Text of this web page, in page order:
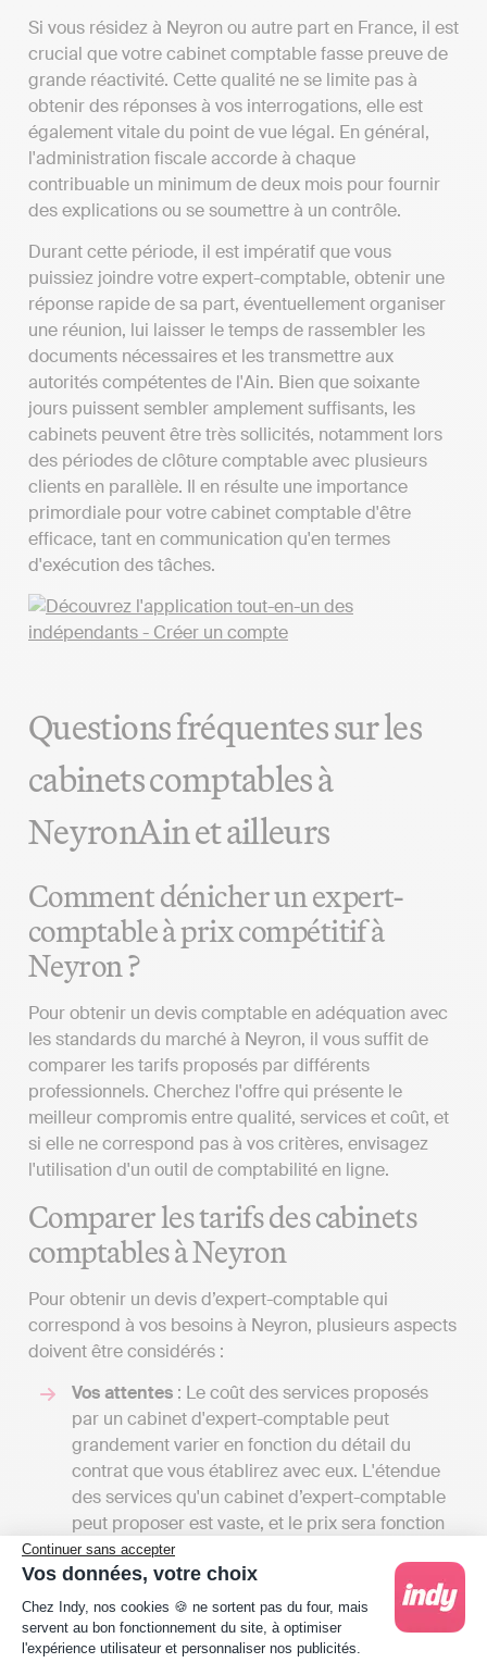
Continuer sans accepter
Vos données, votre choix
Plateforme de Gestion du Consentement :
Chez Indy, nos cookies 🍪 ne sortent pas du four, mais
servent au bon fonctionnement du site, à optimiser
l'expérience utilisateur et personnaliser nos publicités.
Si vous résidez à Neyron ou autre part en France, il est
crucial que votre cabinet comptable fasse preuve de
grande réactivité. Cette qualité ne se limite pas à
obtenir des réponses à vos interrogations, elle est
également vitale du point de vue légal. En général,
l'administration fiscale accorde à chaque
contribuable un minimum de deux mois pour fournir
des explications ou se soumettre à un contrôle.
Durant cette période, il est impératif que vous
puissiez joindre votre expert-comptable, obtenir une
réponse rapide de sa part, éventuellement organiser
une réunion, lui laisser le temps de rassembler les
documents nécessaires et les transmettre aux
autorités compétentes de l'Ain. Bien que soixante
jours puissent sembler amplement suffisants, les
cabinets peuvent être très sollicités, notamment lors
des périodes de clôture comptable avec plusieurs
clients en parallèle. Il en résulte une importance
primordiale pour votre cabinet comptable d'être
efficace, tant en communication qu'en termes
d'exécution des tâches.
Questions fréquentes sur les
cabinets comptables à
NeyronAin et ailleurs
Comment dénicher un expert-
comptable à prix compétitif à
Neyron ?
Pour obtenir un devis comptable en adéquation avec
les standards du marché à Neyron, il vous suffit de
comparer les tarifs proposés par différents
professionnels. Cherchez l'offre qui présente le
meilleur compromis entre qualité, services et coût, et
si elle ne correspond pas à vos critères, envisagez
l'utilisation d'un outil de comptabilité en ligne.
Comparer les tarifs des cabinets
comptables à Neyron
Pour obtenir un devis d’expert-comptable qui
correspond à vos besoins à Neyron, plusieurs aspects
doivent être considérés :
Vos attentes : Le coût des services proposés
par un cabinet d'expert-comptable peut
grandement varier en fonction du détail du
contrat que vous établirez avec eux. L'étendue
des services qu'un cabinet d’expert-comptable
peut proposer est vaste, et le prix sera fonction
du nombre de tâches qu'il assurera pour vous.
En échangeant avec plusieurs spécialistes, vous
aurez la possibilité de recevoir divers devis et
de comparer les coûts par rapport aux services
proposés. Cela vous permettra aussi d'avoir une